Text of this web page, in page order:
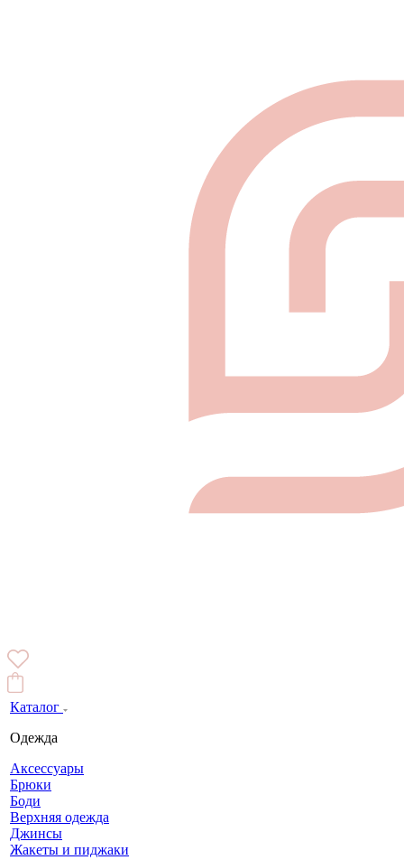
Каталог
Одежда
Аксессуары
Брюки
Боди
Верхняя одежда
Джинсы
Жакеты и пиджаки